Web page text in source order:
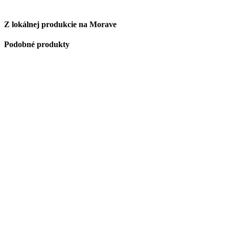
Z lokálnej produkcie na Morave
Podobné produkty